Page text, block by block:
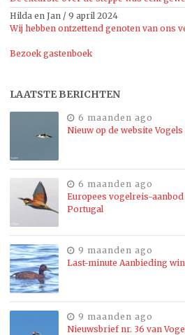
Hilda en Jan / 9 april 2024
Wij hebben ontzettend genoten van ons
Bezoek gastenboek
LAATSTE BERICHTEN
6 maanden ago
Nieuw op de website
6 maanden ago
Europees vogelreis-
Portugal
9 maanden ago
Last-minute Aanbieding
9 maanden ago
Nieuwsbrief nr. 36 van